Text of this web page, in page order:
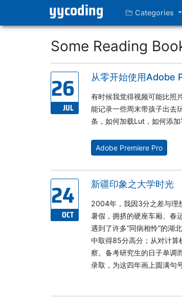
yycoding Categories
Some Reading
26
JUL
从零开始使用Adobe
有时候我觉得视频可能比照
能记录一些周末带孩子出去
条，如何加载Lut，如何添
Adobe Premiere Pro
24
OCT
新疆印象之大学时光
2004年，我因3分之差与理
暑假，拥挤的硬座车厢、春
遇到了许多“同病相怜”的湖
中取得85分高分；从对计算
察。备考研究生的日子单调
录取，为这四年画上圆满句